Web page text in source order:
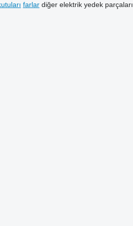
farlar diğer elektrik yedek parçaları